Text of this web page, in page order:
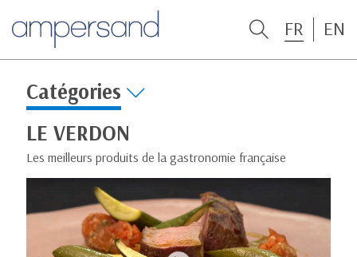
FR EN
Catégories
LE VERDON
Les meilleurs produits de la gastronomie française